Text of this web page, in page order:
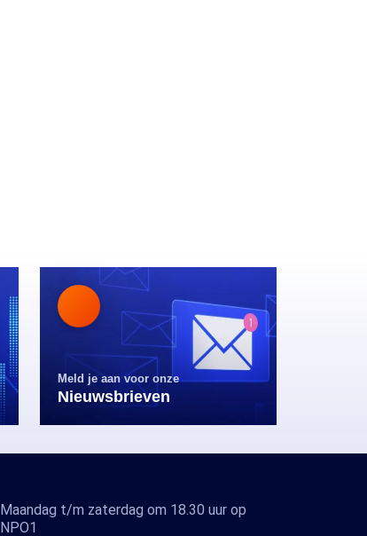
Meld je aan voor onze
Nieuwsbrieven
Maandag t/m zaterdag om 18.30 uur op
NPO1